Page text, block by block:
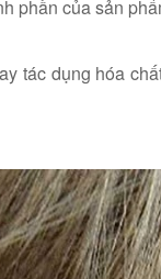
phần của sản
tác dụng hóa